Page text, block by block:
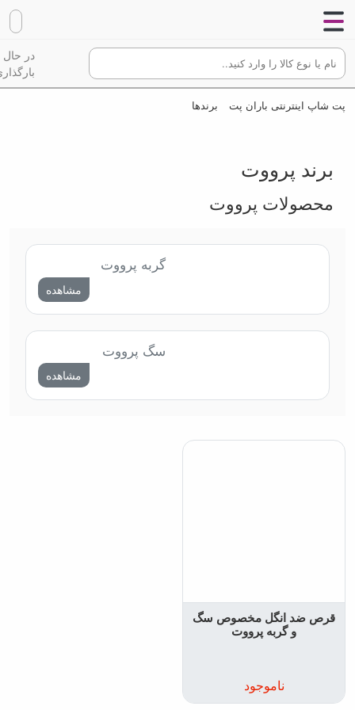
در حال
پت شاپ اینترنتی باران پت برندها
برند پرووت
محصولات پرووت
گربه پرووت
مشاهده
سگ پرووت
مشاهده
قرص ضد انگل مخصوص سگ
و گربه پرووت
ناموجود